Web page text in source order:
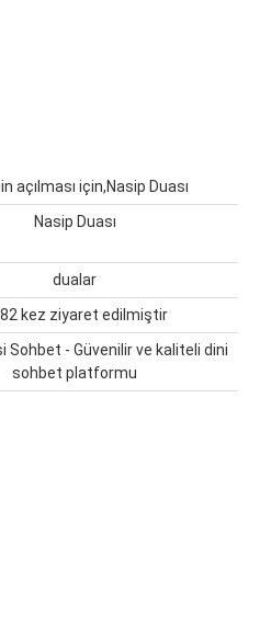
açılması için,Nasip Duası
Nasip Duası
dualar
kez ziyaret edilmiştir
Sohbet - Güvenilir ve kaliteli dini
sohbet platformu